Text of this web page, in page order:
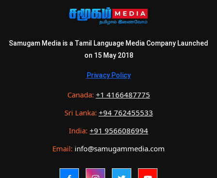
Samugam Media is a Tamil Language Media Company Launched
on 15 May 2018
Privacy Policy
Canada: +1 4166487775
Sri Lanka: +94 762455533
India: +91 9566086994
Email: info@samugammedia.com